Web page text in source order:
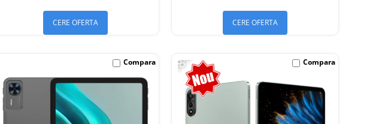
CERE OFERTA CERE OFERTA
Compara -18% Compara